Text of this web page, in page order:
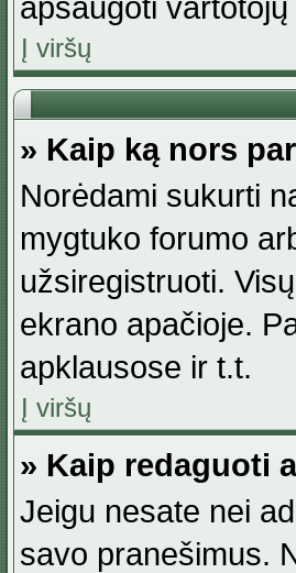
apsaugoti
Į viršų
» Kaip ką nors
Norėdami sukurti
mygtuko forumo
užsiregistruoti.
ekrano apačioje.
apklausose ir t.t.
Į viršų
» Kaip redaguoti
Jeigu nesate nei
savo pranešimus.